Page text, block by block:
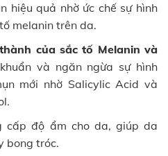
hiệu quả nhờ ức chế sự hình
melanin trên da.
của sắc tố Melanin và
và ngăn ngừa sự hình
mới nhờ Salicylic Acid và
cấp độ ẩm cho da, giúp da
bong tróc.